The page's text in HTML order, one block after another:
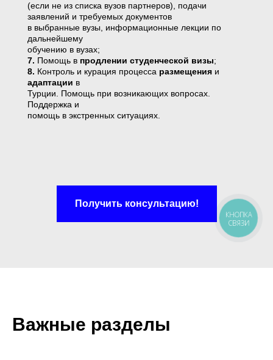
(если не из списка вузов партнеров), подачи
заявлений и требуемых документов
в выбранные вузы, информационные лекции по
дальнейшему
обучению в вузах;
7. Помощь в продлении студенческой визы;
8. Контроль и курация процесса размещения и
адаптации в
Турции. Помощь при возникающих вопросах.
Поддержка и
помощь в экстренных ситуациях.
Получить консультацию!
Важные разделы
КНОПКА
СВЯЗИ